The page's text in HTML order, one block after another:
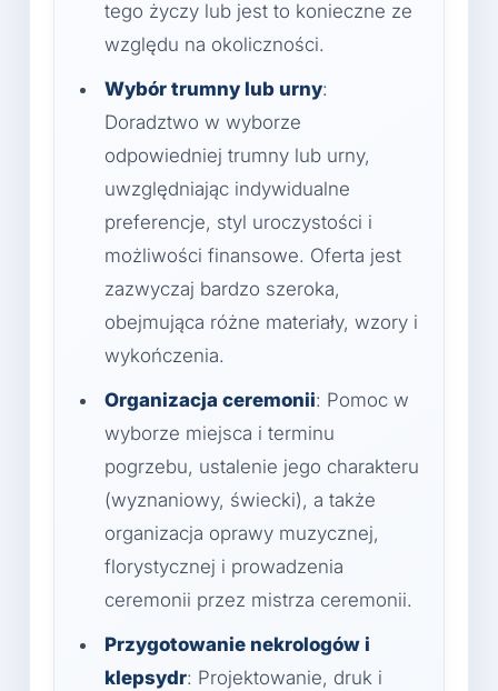
tego życzy lub jest to konieczne ze
względu na okoliczności.
Wybór trumny lub urny:
Doradztwo w wyborze
odpowiedniej trumny lub urny,
uwzględniając indywidualne
preferencje, styl uroczystości i
możliwości finansowe. Oferta jest
zazwyczaj bardzo szeroka,
obejmująca różne materiały, wzory i
wykończenia.
Organizacja ceremonii: Pomoc w
wyborze miejsca i terminu
pogrzebu, ustalenie jego charakteru
(wyznaniowy, świecki), a także
organizacja oprawy muzycznej,
florystycznej i prowadzenia
ceremonii przez mistrza ceremonii.
Przygotowanie nekrologów i
klepsydr: Projektowanie, druk i